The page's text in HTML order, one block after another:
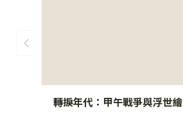
轉捩年代：甲午戰爭與浮世繪